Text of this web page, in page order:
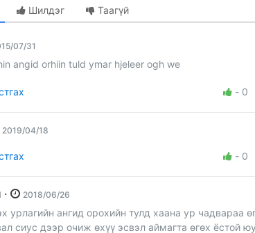
Шилдэг Таагүй
07/31
angid orhiin tuld ymar hjeleer ogh we
- 0
2019/04/18
- 0
баярмагнай · 2018/06/26
урлагийн ангид орохийн тулд хаана ур чадвараа